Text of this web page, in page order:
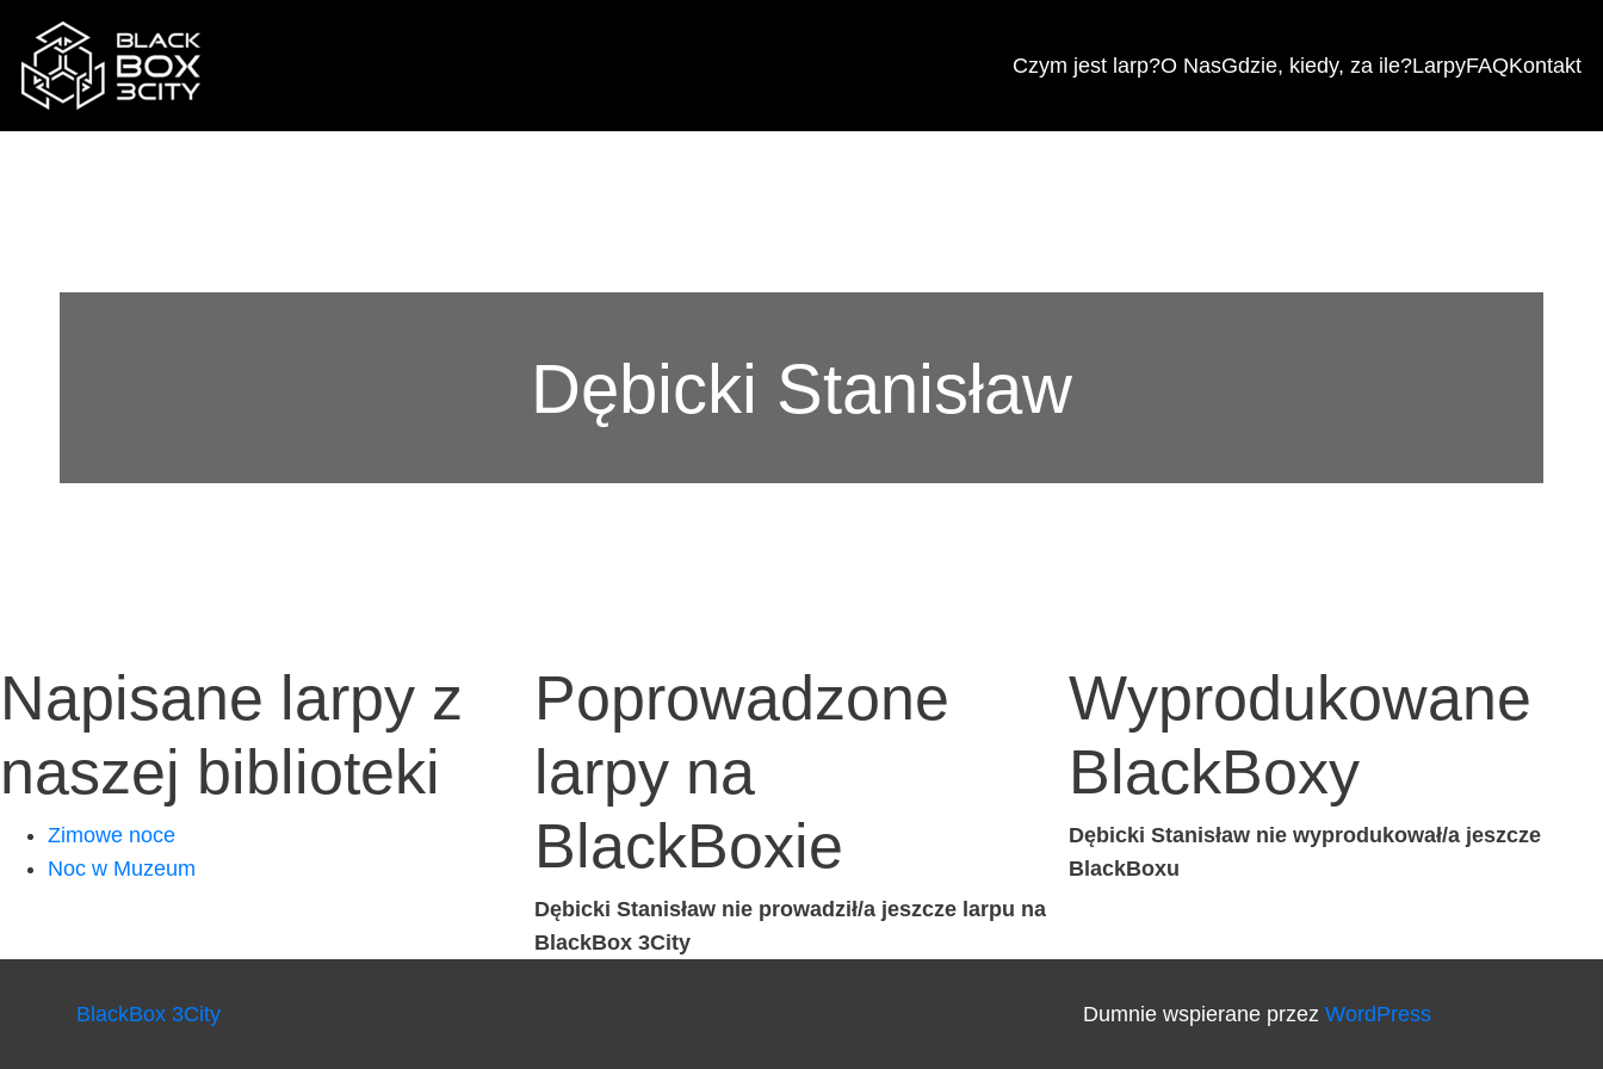
Czym jest larp?O NasGdzie, kiedy, za ile?LarpyFAQKontakt
Dębicki Stanisław
Napisane larpy z
naszej biblioteki
Zimo­we noce
Noc w Muzeum
Poprowadzone
larpy na
BlackBoxie
Dębic­ki Sta­ni­sław nie prowadził/a jesz­cze lar­pu na
Black­Box 3City
Wyprodukowane
BlackBoxy
Dębic­ki Sta­ni­sław nie wyprodukował/a jesz­cze
BlackBoxu
BlackBox 3City Dumnie wspierane przez WordPress